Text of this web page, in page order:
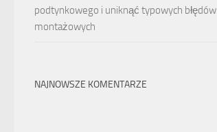
podtynkowego i uniknąć typowych błędów
montażowych
NAJNOWSZE KOMENTARZE